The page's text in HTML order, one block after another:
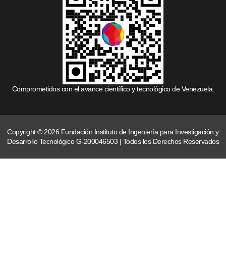
Comprometidos con el avance científico y tecnológico de Venezuela.
Copyright © 2026 Fundación Instituto de Ingeniería para Investigación y
Desarrollo Tecnológico G-200046503 | Todos los Derechos Reservados